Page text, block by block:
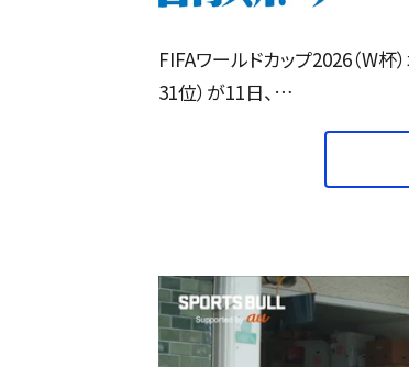
FIFAワールドカップ2026（W
31位）が11日、…